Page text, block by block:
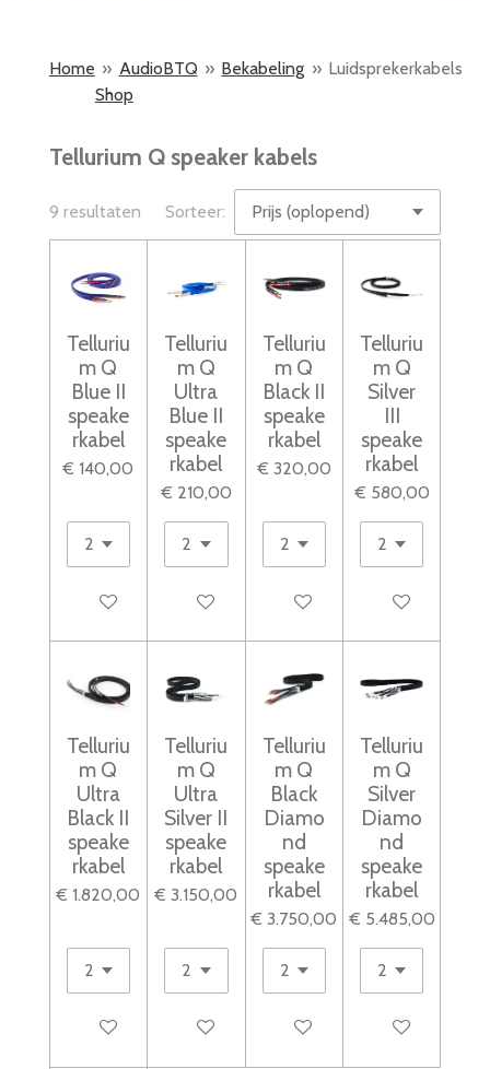
Home » AudioBTQ
Shop
» Bekabeling » Luidsprekerkabels
Tellurium Q speaker kabels
9 resultaten Sorteer:
Telluriu
m Q
Blue II
speake
rkabel
€ 140,00
In winkelwagen
Telluriu
m Q
Ultra
Blue II
speake
rkabel
€ 210,00
In winkelwagen
Telluriu
m Q
Black II
speake
rkabel
€ 320,00
In winkelwagen
Telluriu
m Q
Silver
III
speake
rkabel
€ 580,00
In winkelwagen
Telluriu
m Q
Ultra
Black II
speake
rkabel
€ 1.820,00
In winkelwagen
Telluriu
m Q
Ultra
Silver II
speake
rkabel
€ 3.150,00
In winkelwagen
Telluriu
m Q
Black
Diamo
nd
speake
rkabel
€ 3.750,00
In winkelwagen
Telluriu
m Q
Silver
Diamo
nd
speake
rkabel
€ 5.485,00
In winkelwagen